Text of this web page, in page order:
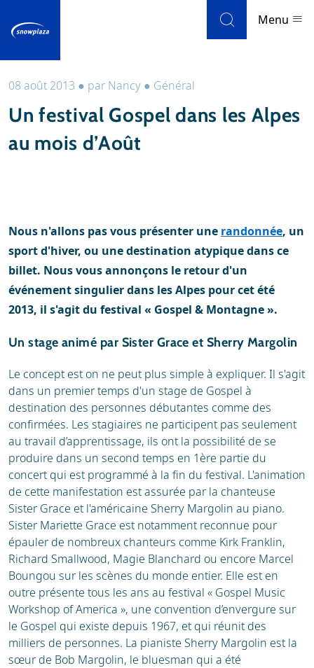
Menu
Stations de ski
Météo et enneigement
Avis
08 août 2013 ● par Nancy ● Général
Un festival Gospel dans les Alpes
au mois d’Août
Nous n'allons pas vous présenter une randonnée, un
sport d'hiver, ou une destination atypique dans ce
billet. Nous vous annonçons le retour d'un
événement singulier dans les Alpes pour cet été
2013, il s'agit du festival « Gospel & Montagne ».
Un stage animé par Sister Grace et Sherry Margolin
Le concept est on ne peut plus simple à expliquer. Il s'agit
dans un premier temps d'un stage de Gospel à
destination des personnes débutantes comme des
confirmées. Les stagiaires ne participent pas seulement
au travail d’apprentissage, ils ont la possibilité de se
produire dans un second temps en 1ère partie du
concert qui est programmé à la fin du festival. L'animation
de cette manifestation est assurée par la chanteuse
Sister Grace et l'américaine Sherry Margolin au piano.
Sister Mariette Grace est notamment reconnue pour
épauler de nombreux chanteurs comme Kirk Franklin,
Richard Smallwood, Magie Blanchard ou encore Marcel
Boungou sur les scènes du monde entier. Elle est en
outre présente tous les ans au festival « Gospel Music
Workshop of America », une convention d’envergure sur
le Gospel qui existe depuis 1967, et qui réunit des
milliers de personnes. La pianiste Sherry Margolin est la
sœur de Bob Margolin, le bluesman qui a été